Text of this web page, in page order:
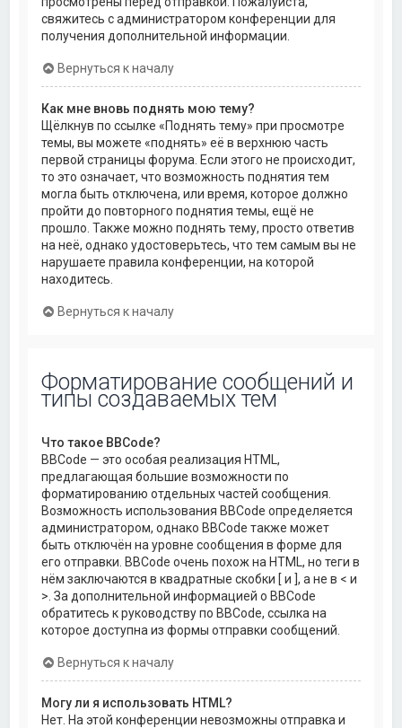
свяжитесь с администратором конференции для
получения дополнительной информации.
Вернуться к началу
Как мне вновь поднять мою тему?
Щёлкнув по ссылке «Поднять тему» при просмотре
темы, вы можете «поднять» её в верхнюю часть
первой страницы форума. Если этого не происходит,
то это означает, что возможность поднятия тем
могла быть отключена, или время, которое должно
пройти до повторного поднятия темы, ещё не
прошло. Также можно поднять тему, просто ответив
на неё, однако удостоверьтесь, что тем самым вы не
нарушаете правила конференции, на которой
находитесь.
Вернуться к началу
Форматирование сообщений и
типы создаваемых тем
Что такое BBCode?
BBCode — это особая реализация HTML,
предлагающая большие возможности по
форматированию отдельных частей сообщения.
Возможность использования BBCode определяется
администратором, однако BBCode также может
быть отключён на уровне сообщения в форме для
его отправки. BBCode очень похож на HTML, но теги в
нём заключаются в квадратные скобки [ и ], а не в < и
>. За дополнительной информацией о BBCode
обратитесь к руководству по BBCode, ссылка на
которое доступна из формы отправки сообщений.
Вернуться к началу
Могу ли я использовать HTML?
Нет. На этой конференции невозможны отправка и